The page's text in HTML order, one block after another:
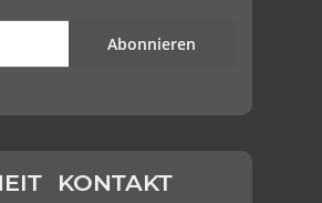
Abonnieren
KONTAKT